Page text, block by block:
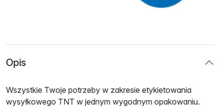
Opis
Wszystkie Twoje potrzeby w zakresie etykietowania
wysyłkowego TNT w jednym wygodnym opakowaniu.